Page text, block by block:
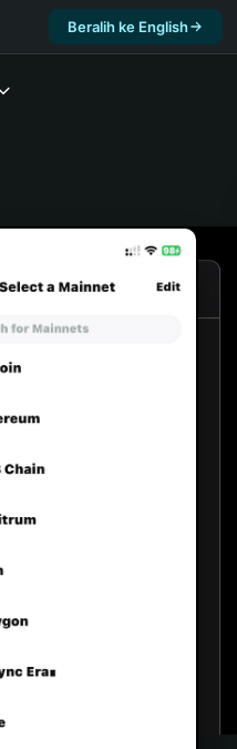
Beralih ke English